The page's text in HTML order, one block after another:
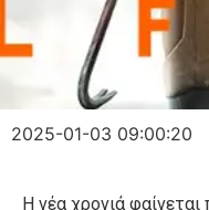
2025-01-03 09:00:20
Η νέα χρονιά